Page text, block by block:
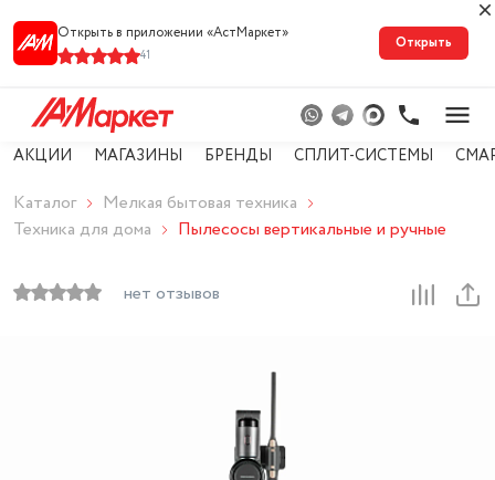
Открыть в приложении «АстМарке‪т‬»
41
Открыть
АКЦИИ МАГАЗИНЫ БРЕНДЫ СПЛИТ-СИСТЕМЫ
Каталог
Мелкая бытовая техника
Техника для дома
Пылесосы вертикальные и ручные
нет отзывов